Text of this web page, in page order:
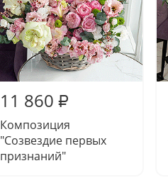
11 860 ₽
Композиция
"Созвездие первых
признаний"